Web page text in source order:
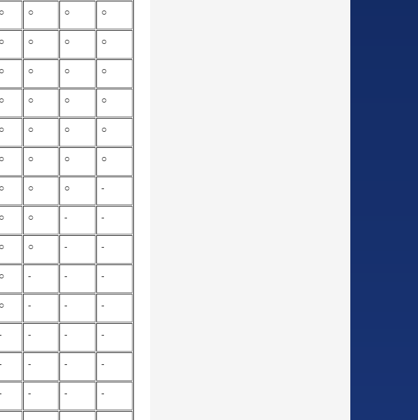
○ ○ ○ ○
○ ○ ○ ○
○ ○ ○ ○
○ ○ ○ ○
○ ○ ○ ○
○ ○ ○ ○
○ ○ ○ -
○ ○ - -
○ ○ - -
○ - - -
○ - - -
- - -
- - -
- - -